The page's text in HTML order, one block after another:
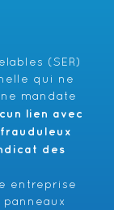
(SER)
qui ne
mandate
lien avec
frauduleux
des
entreprise